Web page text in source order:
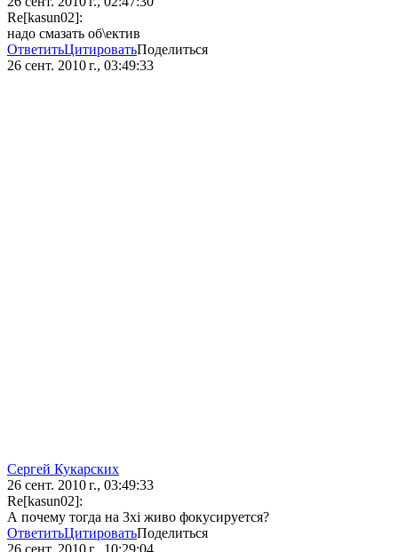
Re[kasun02]:
надо смазать об\ектив
ОтветитьЦитироватьПоделиться
26 сент. 2010 г., 03:49:33
Сергей Кукарских
26 сент. 2010 г., 03:49:33
Re[kasun02]:
А почему тогда на 3xi живо фокусируется?
ОтветитьЦитироватьПоделиться